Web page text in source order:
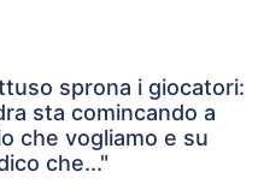
sprona i giocatori:
sta comincando a
che vogliamo e su
che..."